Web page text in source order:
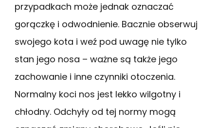
przypadkach może jednak oznaczać
gorączkę i odwodnienie. Bacznie obserwuj
swojego kota i weź pod uwagę nie tylko
stan jego nosa – ważne są także jego
zachowanie i inne czynniki otoczenia.
Normalny koci nos jest lekko wilgotny i
chłodny. Odchyły od tej normy mogą